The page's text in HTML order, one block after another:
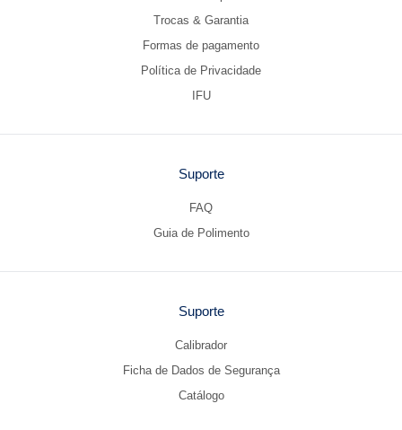
Trocas & Garantia
Formas de pagamento
Política de Privacidade
IFU
Suporte
FAQ
Guia de Polimento
Suporte
Calibrador
Ficha de Dados de Segurança
Catálogo